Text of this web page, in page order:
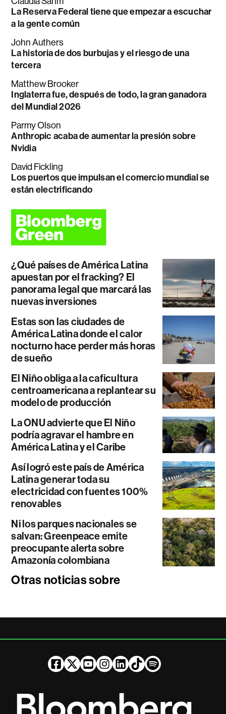
La Reserva Federal tiene que empezar a escuchar
a la gente común
John Authers
La historia de dos burbujas y el riesgo de una
tercera
Matthew Brooker
Inglaterra fue, después de todo, la gran ganadora
del Mundial 2026
Parmy Olson
Anthropic acaba de aumentar la presión sobre
Nvidia
David Fickling
Los puertos que impulsan el comercio mundial se
están electrificando
¿Qué países de América Latina
apuestan por el fracking? El
panorama legal que marcará las
nuevas inversiones
Estas son las ciudades de
América Latina donde el calor
nocturno hace perder más horas
de sueño
El Niño obliga a la caficultura
centroamericana a replantear su
modelo de producción
La ONU advierte que El Niño
podría agravar el hambre en
América Latina y el Caribe
Así logró este país de América
Latina generar toda su
electricidad con fuentes 100%
renovables
Ni los parques nacionales se
salvan: Greenpeace emite
preocupante alerta sobre
Amazonía colombiana
Otras noticias sobre